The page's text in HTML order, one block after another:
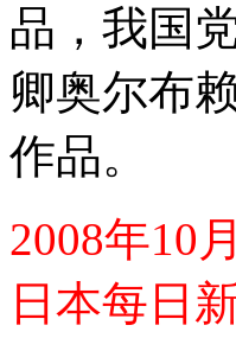
品，我国
卿奥尔布
作品。
2008年10
日本每日